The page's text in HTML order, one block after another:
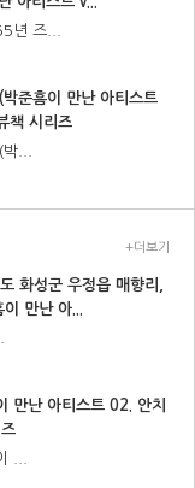
년 즈...
준흠이 만난 아티스트
책 시리즈
...
+더보기
화성군 우정읍 매향리,
만난 아...
만난 아티스트 02. 안치
...